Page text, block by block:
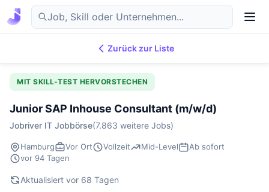
DE
Zurück zur Liste
MIT SKILL-TEST HERVORSTECHEN
Junior SAP Inhouse Consultant (m/w/d)
Jobriver IT Jobbörse(7.863 weitere Jobs)
Hamburg Vor Ort Vollzeit Mid-Level
Ab sofort
vor 94 Tagen
Aktualisiert vor 68 Tagen